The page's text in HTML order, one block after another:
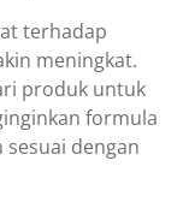
terhadap
meningkat.
produk untuk
formula
sesuai dengan